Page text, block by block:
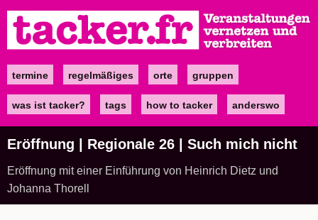
zum
Inhalt
Maintermine regelmäßiges orte gruppen
was ist tacker? tags how to tacker anderswo
Eröffnung | Regionale 26 | Such mich nicht
Eröffnung mit einer Einführung von Heinrich Dietz und
Johanna Thorell